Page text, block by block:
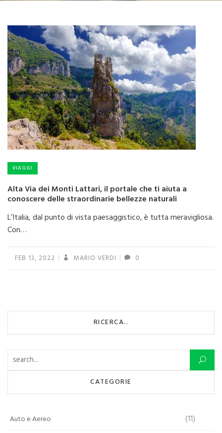
VIAGGI
Alta Via dei Monti Lattari, il portale che ti aiuta a
conoscere delle straordinarie bellezze naturali
L’Italia, dal punto di vista paesaggistico, è tutta meravigliosa.
Con…
FEB 13, 2022 MARIO VERDI 0
RICERCA..
CATEGORIE
Auto e Aereo (11)